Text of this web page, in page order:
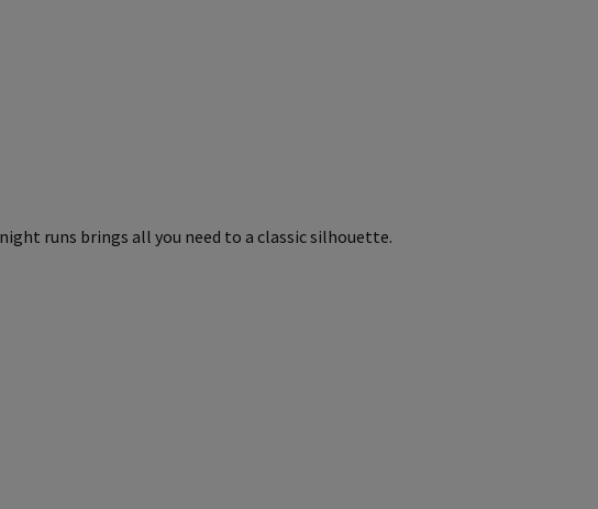
runs brings all you need to a classic silhouette.